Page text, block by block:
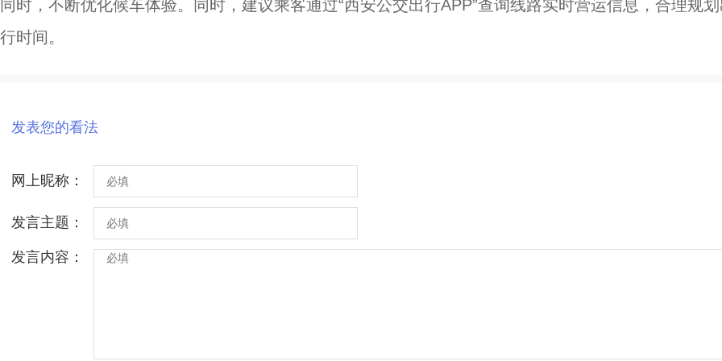
同时，不断优化候车体验。同时，建议乘客通过“西安公交出行APP”查询线路实时营运信息，合理规
行时间。
发表您的看法
网上昵称：
发言主题：
发言内容：